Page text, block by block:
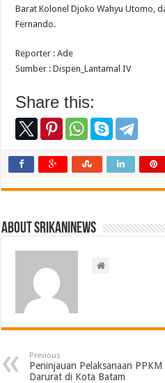
Barat Kolonel Djoko Wahyu Utomo,
Fernando.
Reporter : Ade
Sumber : Dispen_Lantamal IV
Share this:
About srikaninews
Previous
Peninjauan Pelaksanaan PPKM
Darurat di Kota Batam